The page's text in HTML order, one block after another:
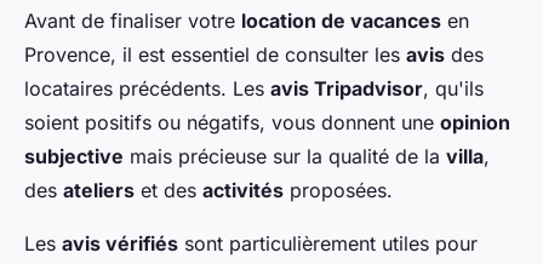
Avant de finaliser votre location de vacances en
Provence, il est essentiel de consulter les avis des
locataires précédents. Les avis Tripadvisor, qu'ils
soient positifs ou négatifs, vous donnent une opinion
subjective mais précieuse sur la qualité de la villa,
des ateliers et des activités proposées.
Les avis vérifiés sont particulièrement utiles pour